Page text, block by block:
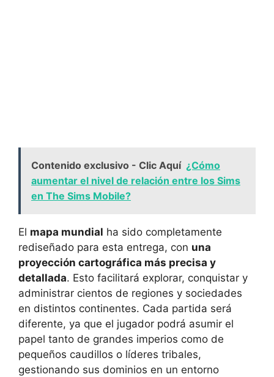
Contenido exclusivo - Clic Aquí ¿Cómo
aumentar el nivel de relación entre los Sims
en The Sims Mobile?
El mapa mundial ha sido completamente
rediseñado para esta entrega, con una
proyección cartográfica más precisa y
detallada. Esto facilitará explorar, conquistar y
administrar cientos de regiones y sociedades
en distintos continentes. Cada partida será
diferente, ya que el jugador podrá asumir el
papel tanto de grandes imperios como de
pequeños caudillos o líderes tribales,
gestionando sus dominios en un entorno